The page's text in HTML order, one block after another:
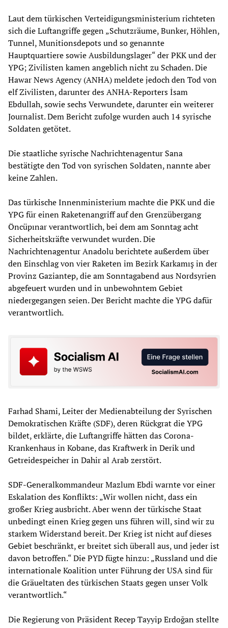
Laut dem türkischen Verteidigungsministerium richteten
sich die Luftangriffe gegen „Schutzräume, Bunker, Höhlen,
Tunnel, Munitionsdepots und so genannte
Hauptquartiere sowie Ausbildungslager“ der PKK und der
YPG; Zivilisten kamen angeblich nicht zu Schaden. Die
Hawar News Agency (ANHA) meldete jedoch den Tod von
elf Zivilisten, darunter des ANHA-Reporters İsam
Ebdullah, sowie sechs Verwundete, darunter ein weiterer
Journalist. Dem Bericht zufolge wurden auch 14 syrische
Soldaten getötet.
Die staatliche syrische Nachrichtenagentur Sana
bestätigte den Tod von syrischen Soldaten, nannte aber
keine Zahlen.
Das türkische Innenministerium machte die PKK und die
YPG für einen Raketenangriff auf den Grenzübergang
Öncüpınar verantwortlich, bei dem am Sonntag acht
Sicherheitskräfte verwundet wurden. Die
Nachrichtenagentur Anadolu berichtete außerdem über
den Einschlag von vier Raketen im Bezirk Karkamış in der
Provinz Gaziantep, die am Sonntagabend aus Nordsyrien
abgefeuert wurden und in unbewohntem Gebiet
niedergegangen seien. Der Bericht machte die YPG dafür
verantwortlich.
Farhad Shami, Leiter der Medienabteilung der Syrischen
Demokratischen Kräfte (SDF), deren Rückgrat die YPG
bildet, erklärte, die Luftangriffe hätten das Corona-
Krankenhaus in Kobane, das Kraftwerk in Derik und
Getreidespeicher in Dahir al Arab zerstört.
SDF-Generalkommandeur Mazlum Ebdi warnte vor einer
Eskalation des Konflikts: „Wir wollen nicht, dass ein
großer Krieg ausbricht. Aber wenn der türkische Staat
unbedingt einen Krieg gegen uns führen will, sind wir zu
starkem Widerstand bereit. Der Krieg ist nicht auf dieses
Gebiet beschränkt, er breitet sich überall aus, und jeder ist
davon betroffen.“ Die PYD fügte hinzu: „Russland und die
internationale Koalition unter Führung der USA sind für
die Gräueltaten des türkischen Staats gegen unser Volk
verantwortlich.“
Die Regierung von Präsident Recep Tayyip Erdoğan stellte